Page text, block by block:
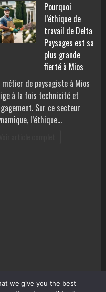
Pourquoi
l’éthique de
travail de Delta
Paysages est sa
plus grande
fierté à Mios
métier de paysagiste à Mios
à la fois technicité et
Sur ce secteur
l’éthique…
we give you the best